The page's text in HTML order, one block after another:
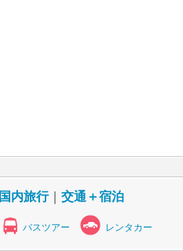
国内旅行｜ 交通＋宿泊
バスツアー レンタカー